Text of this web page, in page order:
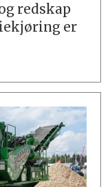
redskap
er